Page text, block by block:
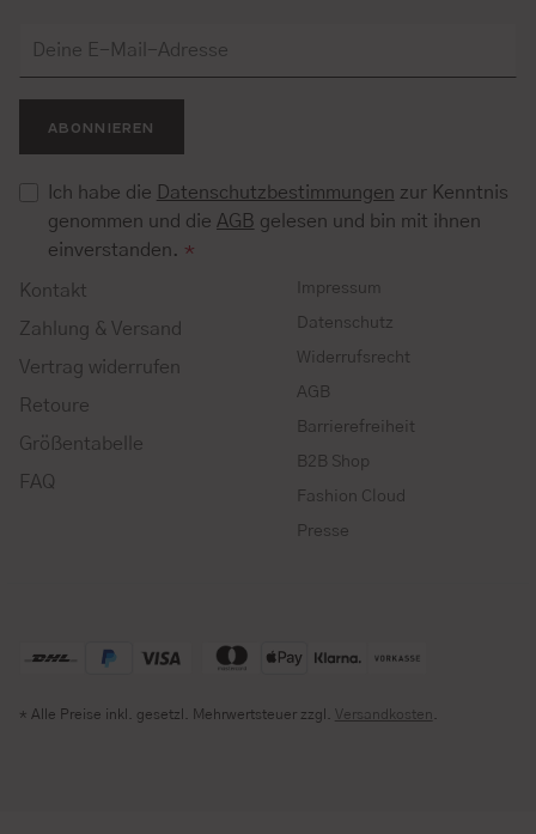
ABONNIEREN
Ich habe die Datenschutzbestimmungen zur Kenntnis
genommen und die AGB gelesen und bin mit ihnen
einverstanden. *
Kontakt
Zahlung & Versand
Vertrag widerrufen
Retoure
Größentabelle
FAQ
Impressum
Datenschutz
Widerrufsrecht
AGB
Barrierefreiheit
B2B Shop
Fashion Cloud
Presse
* Alle Preise inkl. gesetzl. Mehrwertsteuer zzgl. Versandkosten